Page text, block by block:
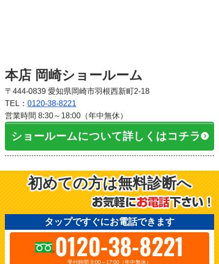
本店 岡崎ショールーム
〒444-0839 愛知県岡崎市羽根西新町2-18
TEL： 0120-38-8221
営業時間 8:30～18:00（年中無休）
ショールームについて詳しくはコチラ
初めての方は無料診断へ
タップですぐにお電話できます
0120-38-8221
受付時間 9:00～17:00（年中無休）